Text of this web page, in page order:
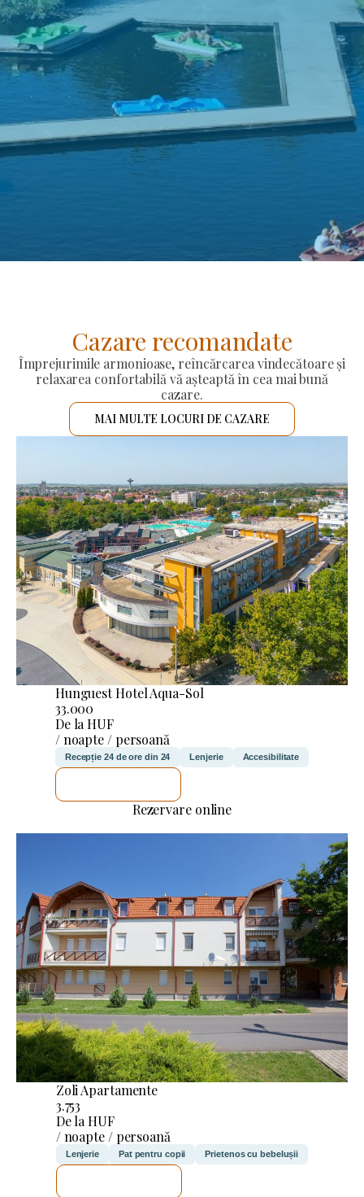
Cazare recomandate
Împrejurimile armonioase, reîncărcarea vindecătoare și
relaxarea confortabilă vă așteaptă în cea mai bună
cazare.
MAI MULTE LOCURI DE CAZARE
Hunguest Hotel Aqua-Sol
33.000
De la HUF
/ noapte / persoană
Recepție 24 de ore din 24 Lenjerie Accesibilitate
Rezervare online
Zoli Apartamente
3.753
De la HUF
/ noapte / persoană
Lenjerie Pat pentru copii Prietenos cu bebelușii